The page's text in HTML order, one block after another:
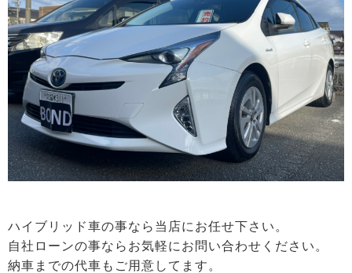
ハイブリッド車の事なら当店にお任せ下さい。
自社ローンの事ならお気軽にお問い合わせください。
納車までの代車もご用意してます。